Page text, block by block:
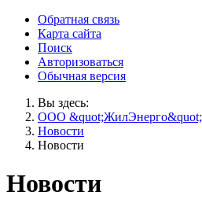
Обратная связь
Карта сайта
Поиск
Авторизоваться
Обычная версия
Вы здесь:
ООО &quot;ЖилЭнерго&quot;
Новости
Новости
Новости